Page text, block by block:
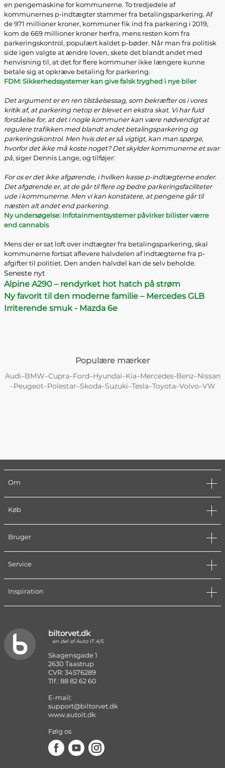
en pengemaskine for kommunerne. To tredjedele af
kommunernes p-indtægter stammer fra betalingsparkering. Af
de 971 millioner kroner, kommuner fik ind fra parkering i 2019,
kom de 669 millioner kroner herfra, mens resten kom fra
parkeringskontrol, populært kaldet p-bøder. Når man fra politisk
side igen valgte at ændre loven, skete det blandt andet med
henvisning til, at det for flere kommuner ikke længere kunne
betale sig at opkræve betaling for parkering.
FDM: Sikkerhedssystemer kan give falsk tryghed i nye biler
Det argument er en ren tilståelsessag, som bekræfter os i vores
kritik af, at parkering netop er blevet en ekstra skat. Vi har fuld
forståelse for, at det i nogle kommuner kan være nødvendigt at
regulere trafikken med blandt andet betalingsparkering og
parkeringskontrol. Men hvis det er så vigtigt, kan man spørge,
hvorfor det ikke må koste noget? Det skylder kommunerne et svar
på, siger Dennis Lange, og tilføjer:
For os er det ikke afgørende, i hvilken kasse p-indtægterne ender.
Det afgørende er, at de går til flere og bedre parkeringsfaciliteter
ude i kommunerne. Men vi kan konstatere, at pengene går til
næsten alt andet end parkering.
Ny undersøgelse: Infotainmentsystemer påvirker bilister værre
end cannabis
Mens der er sat loft over indtægter fra betalingsparkering, skal
kommunerne fortsat aflevere halvdelen af indtægterne fra p-
afgifter til politiet. Den anden halvdel kan de selv beholde.
Seneste nyt
Alpine A290 – rendyrket hot hatch på strøm
Ny favorit til den moderne familie – Mercedes GLB
Irriterende smuk - Mazda 6e
Populære mærker
Audi–BMW–Cupra–Ford–Hyundai–Kia–Mercedes-Benz–Nissan
–Peugeot–Polestar–Skoda–Suzuki–Tesla–Toyota–Volvo–VW
Om
Køb
Bruger
Service
Inspiration
biltorvet.dk
en del af Auto IT A/S
Skagensgade 1
2630 Taastrup
CVR: 34576289
Tlf.: 88 82 62 60
E-mail:
support@biltorvet.dk
www.autoit.dk
Følg os